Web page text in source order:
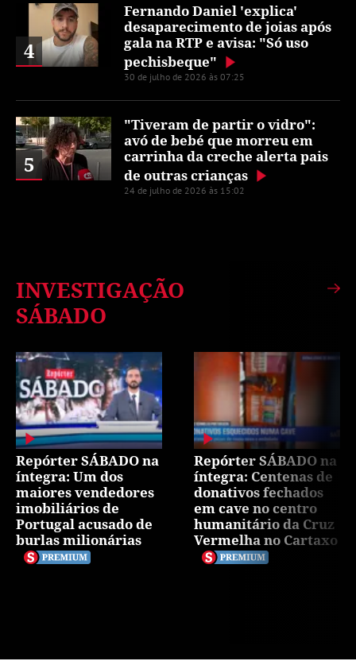
4
Fernando Daniel 'explica'
desaparecimento de joias após
gala na RTP e avisa: "Só uso
pechisbeque"
30 de julho de 2026 às 07:25
5
"Tiveram de partir o vidro":
avó de bebé que morreu em
carrinha da creche alerta pais
de outras crianças
24 de julho de 2026 às 15:02
INVESTIGAÇÃO
SÁBADO
Repórter SÁBADO na
íntegra: Um dos
maiores vendedores
imobiliários de
Portugal acusado de
burlas milionárias
Repórter SÁBADO na
íntegra: Centenas de
donativos fechados
em cave no centro
humanitário da Cruz
Vermelha no Cartaxo